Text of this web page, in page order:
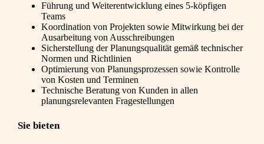
Führung und Weiterentwicklung eines 5-köpfigen
Teams
Koordination von Projekten sowie Mitwirkung bei der
Ausarbeitung von Ausschreibungen
Sicherstellung der Planungsqualität gemäß technischer
Normen und Richtlinien
Optimierung von Planungsprozessen sowie Kontrolle
von Kosten und Terminen
Technische Beratung von Kunden in allen
planungsrelevanten Fragestellungen
Sie bieten